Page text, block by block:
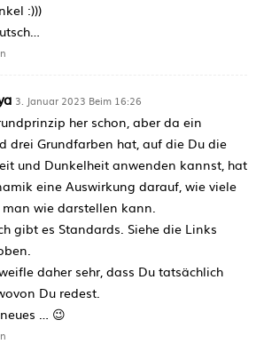
:)))
3. Januar 2023 Beim 16:26
her schon, aber da ein
drei Grundfarben hat, auf die Du die
und Dunkelheit anwenden kannst, hat
eine Auswirkung darauf, wie viele
man wie darstellen kann.
gibt es Standards. Siehe die Links
daher sehr, dass Du tatsächlich
Du redest.
… 😉